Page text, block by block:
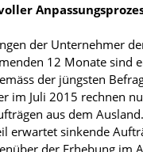
der Unternehmer
12 Monate sind
der jüngsten
im Juli 2015 rechnen
aus dem
erwartet sinkende
der Erhebung im